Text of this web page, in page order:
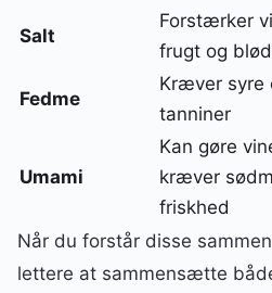
Salt
Forstærker
frugt og
Fedme
Kræver syre
tanniner
Umami
Kan gøre
kræver
friskhed
Når du forstår disse
lettere at sammensætte